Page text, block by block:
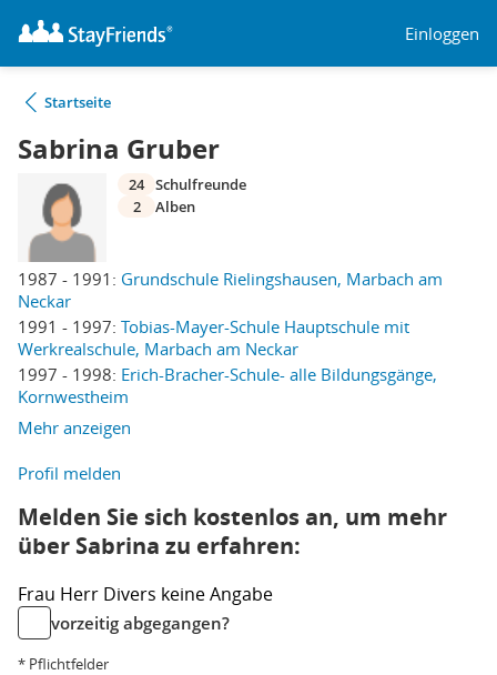
Einloggen
Startseite
Sabrina Gruber
1987 - 1991: Grundschule Rielingshausen, Marbach am
Neckar
1991 - 1997: Tobias-Mayer-Schule Hauptschule mit
Werkrealschule, Marbach am Neckar
1997 - 1998: Erich-Bracher-Schule- alle Bildungsgänge,
Kornwestheim
Mehr anzeigen
24 Schulfreunde
2
Alben
Profil melden
Melden Sie sich kostenlos an, um mehr
über Sabrina zu erfahren:
Frau Herr Divers keine Angabe
vorzeitig abgegangen?
* Pflichtfelder